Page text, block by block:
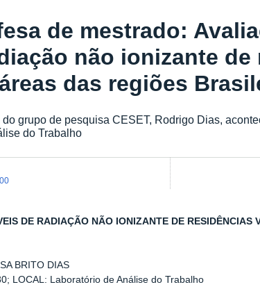
de mestrado:
não ionizante de
das regiões
grupo de pesquisa CESET, Rodrigo Dias,
do Trabalho
DE RADIAÇÃO NÃO IONIZANTE DE RESIDÊNCIAS
BRITO DIAS
LOCAL: Laboratório de Análise do Trabalho